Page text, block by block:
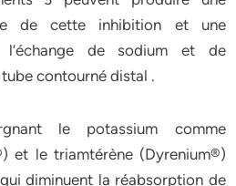
de cette inhibition et une
l’échange de sodium et de
contourné distal .
le potassium comme
et le triamtérène (Dyrenium®)
diminuent la réabsorption de